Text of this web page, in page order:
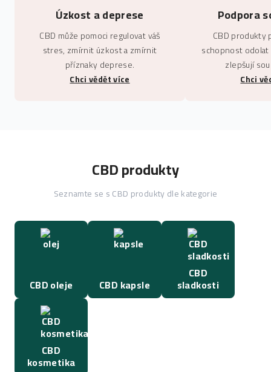
Úzkost a deprese
CBD může pomoci regulovat váš
stres, zmírnit úzkost a zmírnit
příznaky deprese.
Chci vědět více
Podpora
CBD produkty
schopnost
zlepšují
Chci
CBD produkty
Seznamte se s CBD produkty dle kategorie
CBD oleje CBD kapsle
CBD
sladkosti
CBD
kosmetika